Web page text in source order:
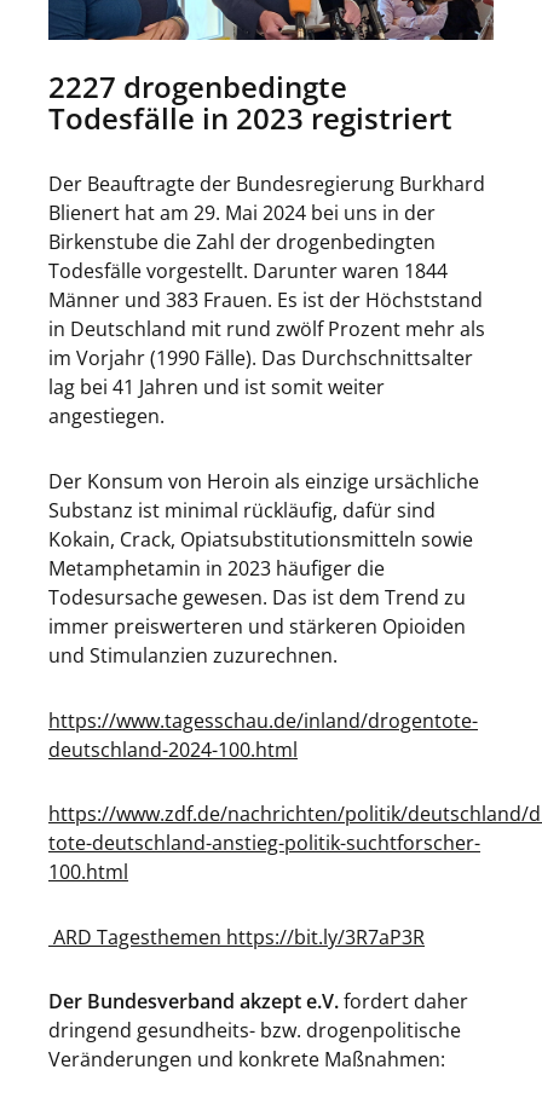
2227 drogenbedingte
Todesfälle in 2023 registriert
Der Beauftragte der Bundesregierung Burkhard
Blienert hat am 29. Mai 2024 bei uns in der
Birkenstube die Zahl der drogenbedingten
Todesfälle vorgestellt. Darunter waren 1844
Männer und 383 Frauen. Es ist der Höchststand
in Deutschland mit rund zwölf Prozent mehr als
im Vorjahr (1990 Fälle). Das Durchschnittsalter
lag bei 41 Jahren und ist somit weiter
angestiegen.
Der Konsum von Heroin als einzige ursächliche
Substanz ist minimal rückläufig, dafür sind
Kokain, Crack, Opiatsubstitutionsmitteln sowie
Metamphetamin in 2023 häufiger die
Todesursache gewesen. Das ist dem Trend zu
immer preiswerteren und stärkeren Opioiden
und Stimulanzien zuzurechnen.
https://www.tagesschau.de/inland/drogentote-
deutschland-2024-100.html
https://www.zdf.de/nachrichten/politik/deutschland/
tote-deutschland-anstieg-politik-suchtforscher-
100.html
ARD Tagesthemen https://bit.ly/3R7aP3R
Der Bundesverband akzept e.V.fordert daher
dringend gesundheits- bzw. drogenpolitische
Veränderungen und konkrete Maßnahmen: